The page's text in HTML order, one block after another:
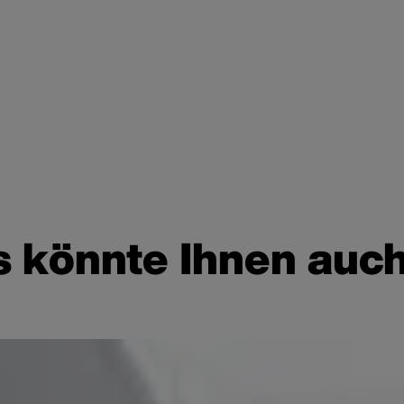
könnte Ihnen